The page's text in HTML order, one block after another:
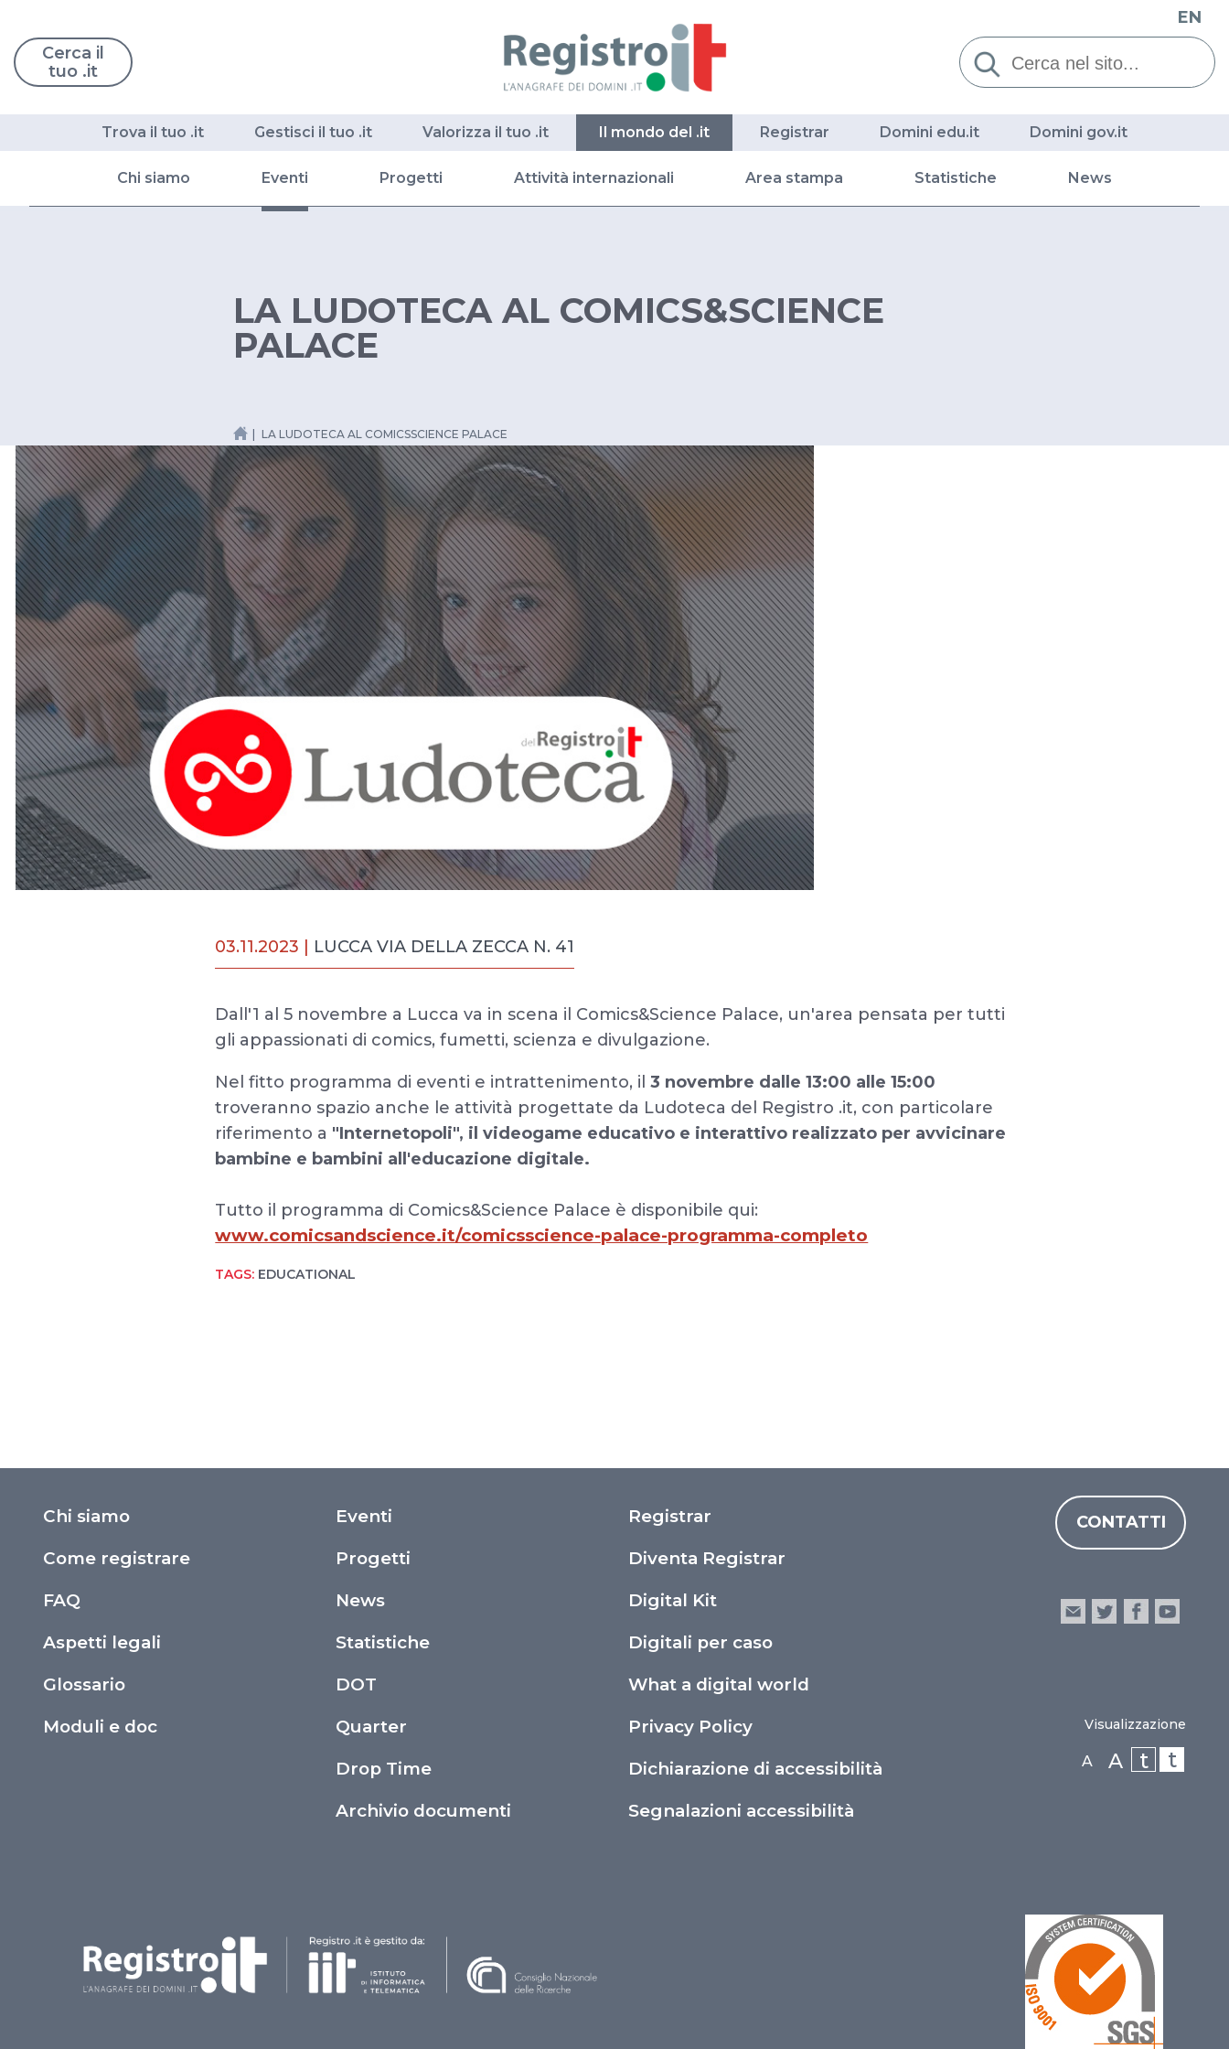
Cerca il
tuo .it
Cerca:
EN
Trova il tuo .it Gestisci il tuo .it Valorizza il tuo .it Il mondo del .it Registrar Domini edu.it Domini gov.it
Chi siamo Eventi Progetti Attività internazionali Area stampa Statistiche News
LA LUDOTECA AL COMICS&SCIENCE
PALACE
LA LUDOTECA AL COMICSSCIENCE PALACE
03.11.2023 | LUCCA VIA DELLA ZECCA N. 41
Dall'1 al 5 novembre a Lucca va in scena il Comics&Science Palace, un'area pensata per tutti
gli appassionati di comics, fumetti, scienza e divulgazione.
Nel fitto programma di eventi e intrattenimento, il 3 novembre dalle 13:00 alle 15:00
troveranno spazio anche le attività progettate da Ludoteca del Registro .it, con particolare
riferimento a "Internetopoli", il videogame educativo e interattivo realizzato per avvicinare
bambine e bambini all'educazione digitale.
Tutto il programma di Comics&Science Palace è disponibile qui:
www.comicsandscience.it/comicsscience-palace-programma-completo
TAGS: EDUCATIONAL
Chi siamo
Come registrare
FAQ
Aspetti legali
Glossario
Moduli e doc
Eventi
Progetti
News
Statistiche
DOT
Quarter
Drop Time
Archivio documenti
Registrar
Diventa Registrar
Digital Kit
Digitali per caso
What a digital world
Privacy Policy
Dichiarazione di accessibilità
Segnalazioni accessibilità
CONTATTI
Visualizzazione
A A t t